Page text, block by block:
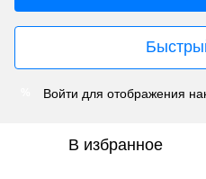
Войти для отображения
В избранное